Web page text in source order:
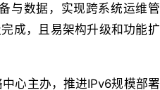
与数据，实现跨系统运维管
成，且易架构升级和功能扩
心主办，推进IPv6规模部署